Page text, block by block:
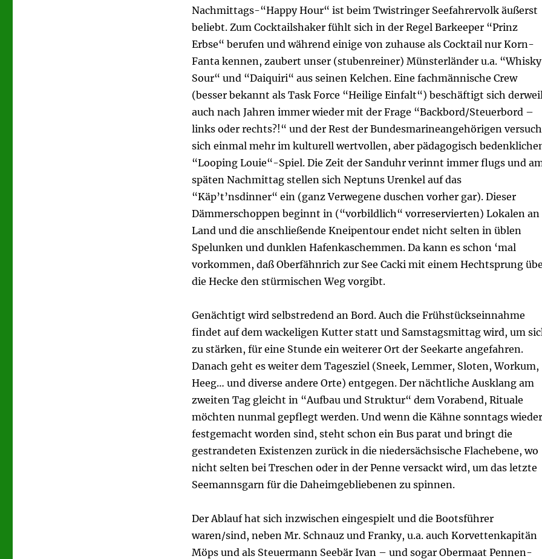
Nachmittags-“Happy Hour“ ist beim Twistringer Seefahrervolk äußerst
beliebt. Zum Cocktailshaker fühlt sich in der Regel Barkeeper “Prinz
Erbse“ berufen und während einige von zuhause als Cocktail nur Korn-
Fanta kennen, zaubert unser (stubenreiner) Münsterländer u.a. “Whisky
Sour“ und “Daiquiri“ aus seinen Kelchen. Eine fachmännische Crew
(besser bekannt als Task Force “Heilige Einfalt“) beschäftigt sich
auch nach Jahren immer wieder mit der Frage “Backbord/Steuerbord –
links oder rechts?!“ und der Rest der Bundesmarineangehörigen
sich einmal mehr im kulturell wertvollen, aber pädagogisch
“Looping Louie“-Spiel. Die Zeit der Sanduhr verinnt immer flugs und
späten Nachmittag stellen sich Neptuns Urenkel auf das
“Käp’t’nsdinner“ ein (ganz Verwegene duschen vorher gar). Dieser
Dämmerschoppen beginnt in (“vorbildlich“ vorreservierten) Lokalen an
Land und die anschließende Kneipentour endet nicht selten in üblen
Spelunken und dunklen Hafenkaschemmen. Da kann es schon ‘mal
vorkommen, daß Oberfähnrich zur See Cacki mit einem Hechtsprung
die Hecke den stürmischen Weg vorgibt.
Genächtigt wird selbstredend an Bord. Auch die Frühstückseinnahme
findet auf dem wackeligen Kutter statt und Samstagsmittag wird, um
zu stärken, für eine Stunde ein weiterer Ort der Seekarte angefahren.
Danach geht es weiter dem Tagesziel (Sneek, Lemmer, Sloten, Workum,
Heeg… und diverse andere Orte) entgegen. Der nächtliche Ausklang am
zweiten Tag gleicht in “Aufbau und Struktur“ dem Vorabend, Rituale
möchten nunmal gepflegt werden. Und wenn die Kähne sonntags wieder
festgemacht worden sind, steht schon ein Bus parat und bringt die
gestrandeten Existenzen zurück in die niedersächsische Flachebene, wo
nicht selten bei Treschen oder in der Penne versackt wird, um das letzte
Seemannsgarn für die Daheimgebliebenen zu spinnen.
Der Ablauf hat sich inzwischen eingespielt und die Bootsführer
waren/sind, neben Mr. Schnauz und Franky, u.a. auch Korvettenkapitän
Möps und als Steuermann Seebär Ivan – und sogar Obermaat Pennen-